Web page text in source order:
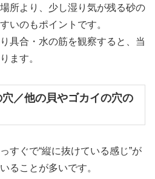
所より、少し湿り気が残る砂の
いのもポイントです。
具合・水の筋を観察すると、当
ます。
／他の貝やゴカイの穴の
すぐで“縦に抜けている感じ”が
ることが多いです。